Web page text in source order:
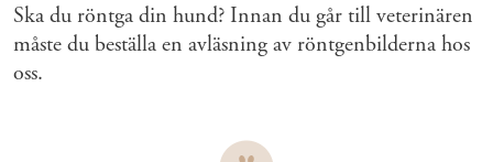
Ska du röntga din hund? Innan du går till veterinären
måste du beställa en avläsning av röntgenbilderna hos
oss.